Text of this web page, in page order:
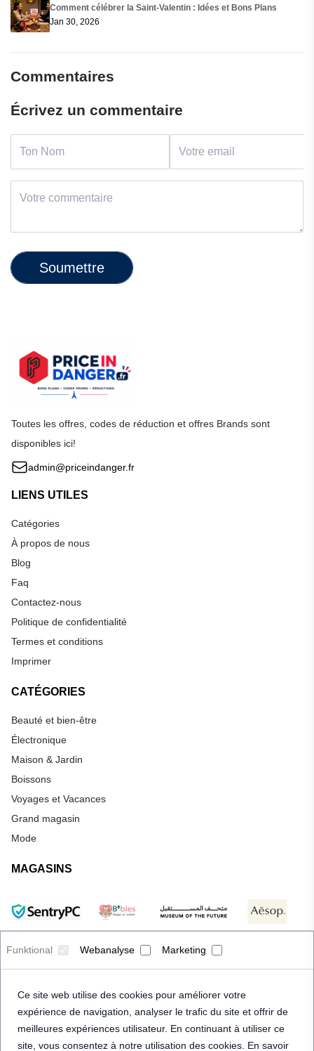
Comment célébrer la Saint-Valentin : Idées et Bons Plans
Jan 30, 2026
Commentaires
Écrivez un commentaire
Soumettre
Funktional Webanalyse Marketing
Ce site web utilise des cookies pour améliorer votre
expérience de navigation, analyser le trafic du site et offrir de
meilleures expériences utilisateur. En continuant à utiliser ce
site, vous consentez à notre utilisation des cookies. En savoir
Toutes les offres, codes de réduction et offres Brands sont
disponibles ici!
admin@priceindanger.fr
LIENS UTILES
Catégories
À propos de nous
Blog
Faq
Contactez-nous
Politique de confidentialité
Termes et conditions
Imprimer
CATÉGORIES
Beauté et bien-être
Électronique
Maison & Jardin
Boissons
Voyages et Vacances
Grand magasin
Mode
MAGASINS